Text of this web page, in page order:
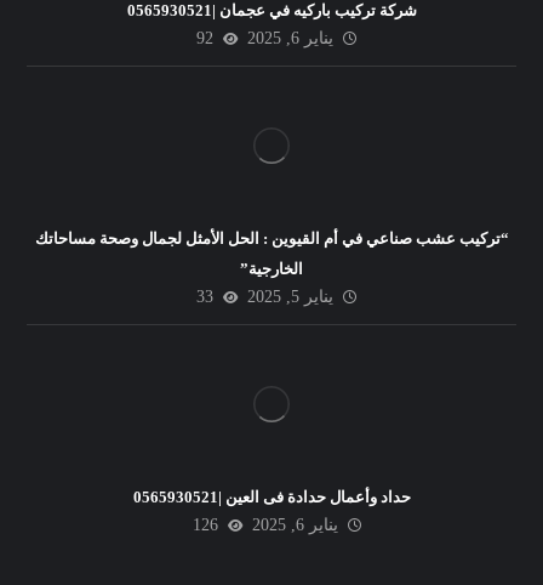
شركة تركيب باركيه في عجمان |0565930521
يناير 6, 2025
92
“تركيب عشب صناعي في أم القيوين : الحل الأمثل لجمال وصحة مساحاتك
الخارجية”
يناير 5, 2025
33
حداد وأعمال حدادة فى العين |0565930521
يناير 6, 2025
126